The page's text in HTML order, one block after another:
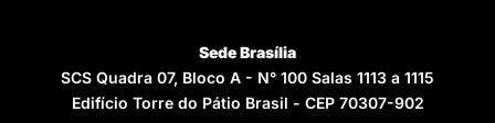
Sede Brasília
SCS Quadra 07, Bloco A - N° 100 Salas 1113 a 1115
Edifício Torre do Pátio Brasil - CEP 70307-902